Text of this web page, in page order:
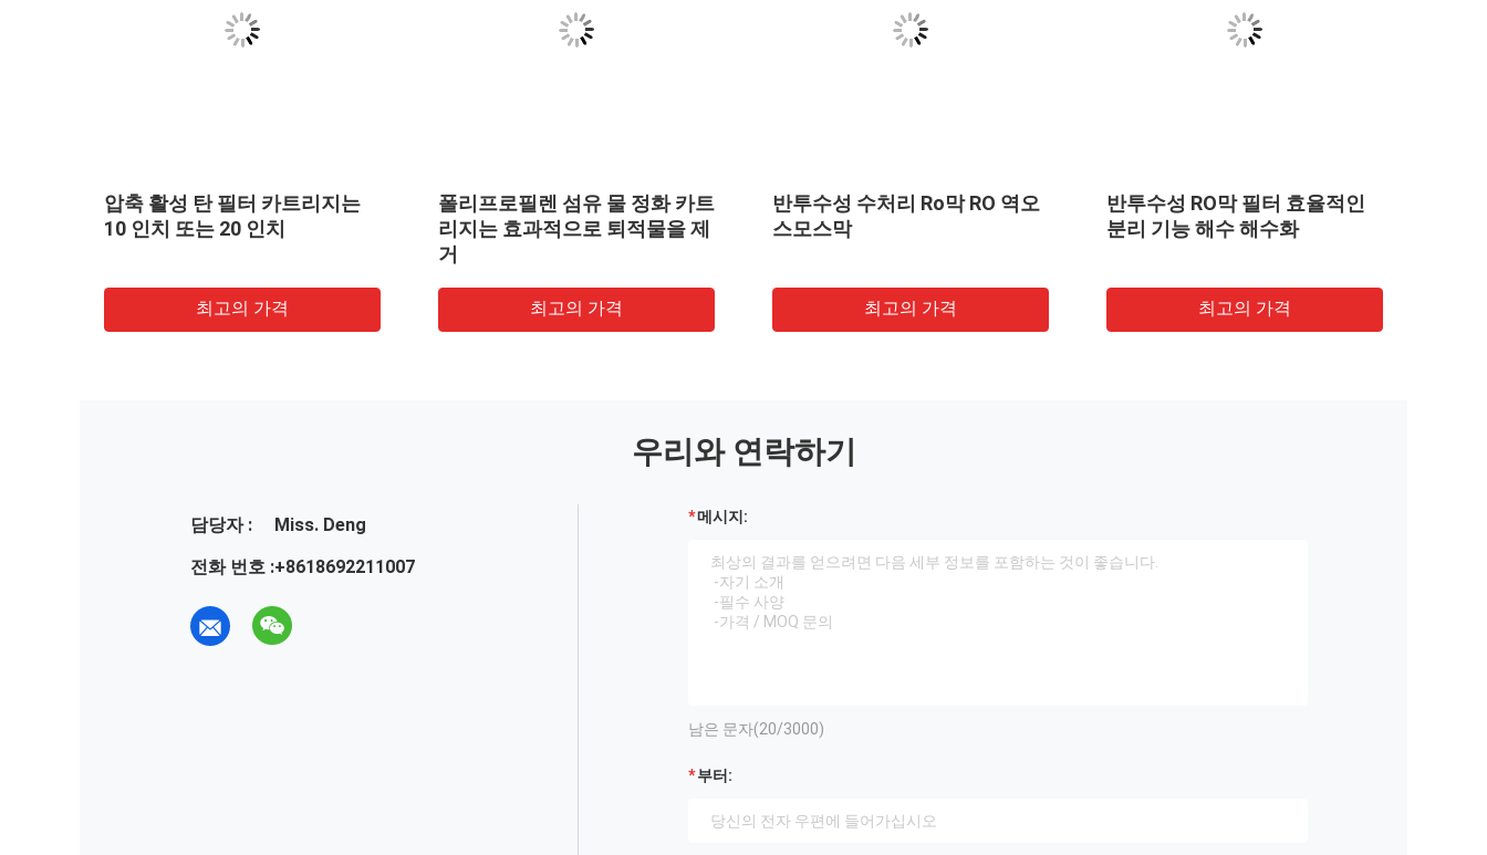
압축 활성 탄 필터 카트리지는
10 인치 또는 20 인치
최고의 가격
폴리프로필렌 섬유 물 정화 카트
리지는 효과적으로 퇴적물을 제
거
최고의 가격
반투수성 수처리 Ro막 RO 역오
스모스막
최고의 가격
반투수성 RO막 필터 효율적인
분리 기능 해수 해수화
최고의 가격
우리와 연락하기
담당자 :
Miss. Deng
전화 번호 :+8618692211007
메시지:
남은 문자(20/3000)
부터: